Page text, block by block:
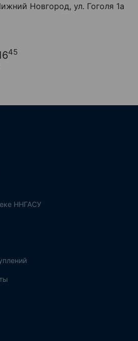
Новгород, ул. Гоголя 1а
45
ННГАСУ